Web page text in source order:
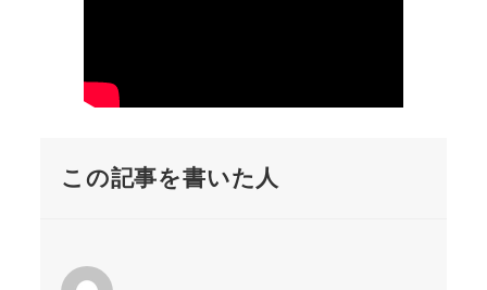
この記事を書いた人